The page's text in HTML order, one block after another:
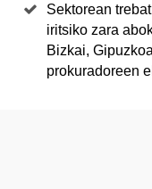
Sektorean
iritsiko zara
Bizkai,
prokuradoreen